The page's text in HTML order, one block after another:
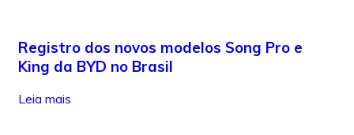
Registro dos novos modelos Song Pro e
King da BYD no Brasil
Leia mais